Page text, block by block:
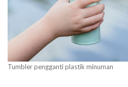
Tumbler pengganti plastik minuman